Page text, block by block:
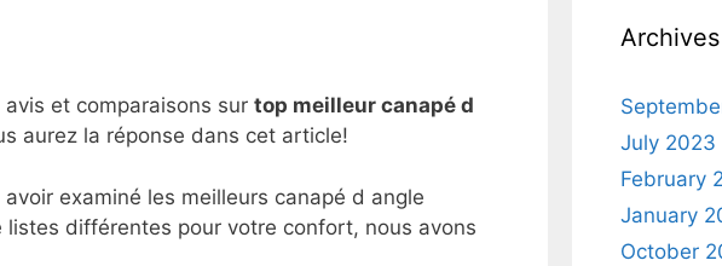
et comparaisons sur top meilleur canapé d
aurez la réponse dans cet article!
examiné les meilleurs canapé d angle
différentes pour votre confort, nous avons
Archives
July 2023
February
January
October